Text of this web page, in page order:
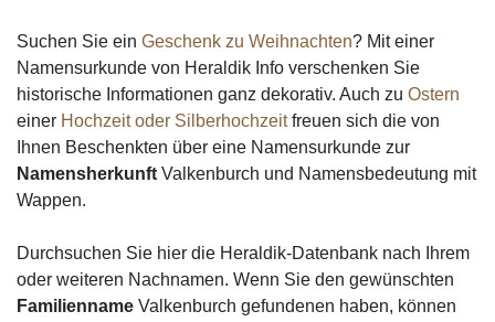
Suchen Sie ein Geschenk zu Weihnachten? Mit einer
Namensurkunde von Heraldik Info verschenken Sie
historische Informationen ganz dekorativ. Auch zu Ostern
einer Hochzeit oder Silberhochzeitfreuen sich die von
Ihnen Beschenkten über eine Namensurkunde zur
Namensherkunft Valkenburch und Namensbedeutung mit
Wappen.
Durchsuchen Sie hier die Heraldik-Datenbank nach Ihrem
oder weiteren Nachnamen. Wenn Sie den gewünschten
Familienname Valkenburch gefundenen haben, können